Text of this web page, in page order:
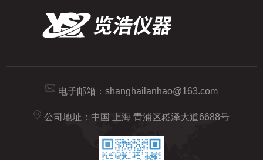
电子邮箱： shanghailanhao@163.com
公司地址：中国 上海 青浦区崧泽大道6688号